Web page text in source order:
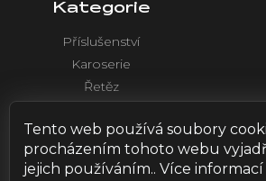
Tento web používá soubory
procházením tohoto webu
jejich používáním.. Více informací
Kategorie
Příslušenství
Karoserie
Řetěz
Elektronika